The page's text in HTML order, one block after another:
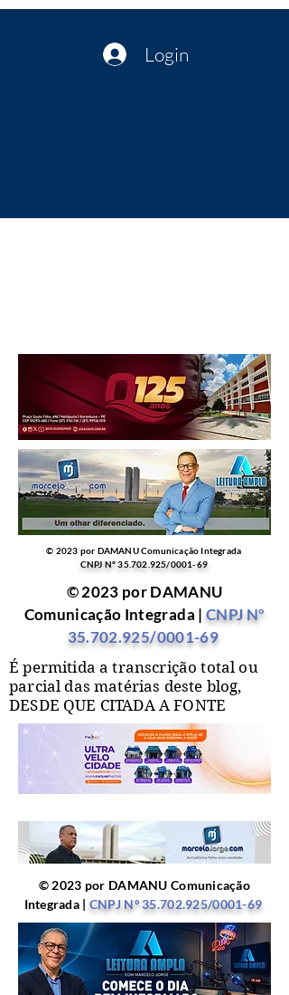
Login
© 2023 por DAMANU Comunicação Integrada
CNPJ Nº35.702.925/0001-69
© 2023 por DAMANU
Comunicação Integrada | CNPJ Nº
35.702.925/0001-69
É permitida a transcrição total ou
parcial das matérias deste blog,
DESDE QUE CITADA A FONTE
© 2023 por DAMANU Comunicação
Integrada | CNPJ Nº35.702.925/0001-69